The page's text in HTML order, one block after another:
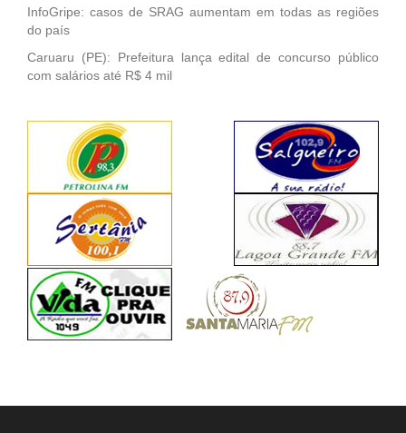
InfoGripe: casos de SRAG aumentam em todas as regiões
do país
Caruaru (PE): Prefeitura lança edital de concurso público
com salários até R$ 4 mil